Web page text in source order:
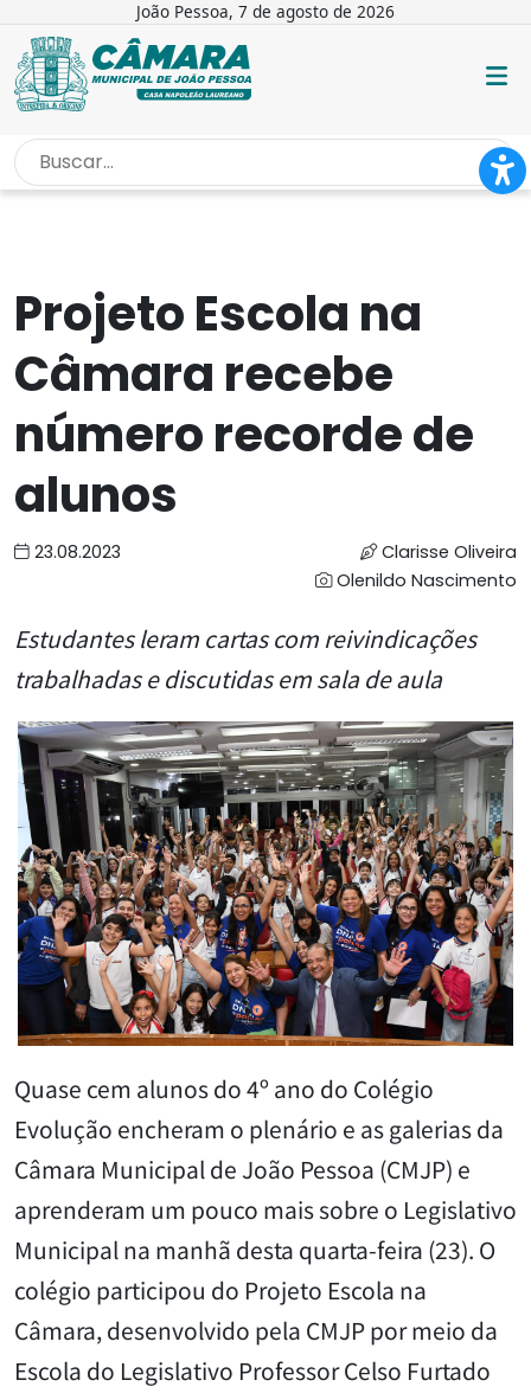
João Pessoa, 7 de agosto de 2026
INÍCIO /
Projeto Escola na
Câmara recebe
número recorde de
alunos
23.08.2023
Clarisse Oliveira
Olenildo Nascimento
Estudantes leram cartas com reivindicações
trabalhadas e discutidas em sala de aula
Quase cem alunos do 4º ano do Colégio
Evolução encheram o plenário e as galerias da
Câmara Municipal de João Pessoa (CMJP) e
aprenderam um pouco mais sobre o Legislativo
Municipal na manhã desta quarta-feira (23). O
colégio participou do Projeto Escola na
Câmara, desenvolvido pela CMJP por meio da
Escola do Legislativo Professor Celso Furtado